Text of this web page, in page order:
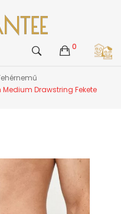
0
Drawstring Fekete